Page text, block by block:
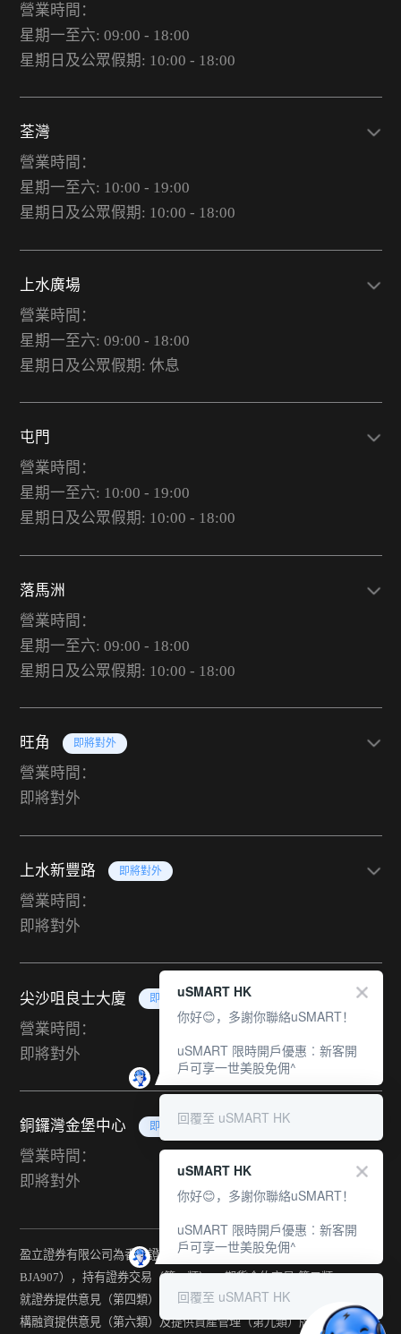
營業時間：
星期一至六: 09:00 - 18:00
星期日及公眾假期: 10:00 - 18:00
荃灣
營業時間：
星期一至六: 10:00 - 19:00
星期日及公眾假期: 10:00 - 18:00
上水廣場
營業時間：
星期一至六: 09:00 - 18:00
星期日及公眾假期: 休息
屯門
營業時間：
星期一至六: 10:00 - 19:00
星期日及公眾假期: 10:00 - 18:00
落馬洲
營業時間：
星期一至六: 09:00 - 18:00
星期日及公眾假期: 10:00 - 18:00
旺角 即將對外
營業時間：
即將對外
上水新豐路 即將對外
營業時間：
即將對外
尖沙咀良士大廈 即將對外
營業時間：
即將對外
銅鑼灣金堡中心 即將對外
營業時間：
即將對外
盈立證券有限公司為香港證監會持牌法團（中央編號：
BJA907），持有證券交易（第一類） 、期貨合約交易(第二類) 、
就證券提供意見（第四類） 、就期貨合約提供意見(第五類) 、就機
構融資提供意見（第六類）及提供資產管理（第九類）牌照。
uSMART HK
你好😊，多謝你聯絡uSMART！
uSMART 限時開戶優惠︰新客開
戶可享一世美股免佣^
回覆至 uSMART HK
uSMART HK
你好😊，多謝你聯絡uSMART！
uSMART 限時開戶優惠︰新客開
戶可享一世美股免佣^
回覆至 uSMART HK